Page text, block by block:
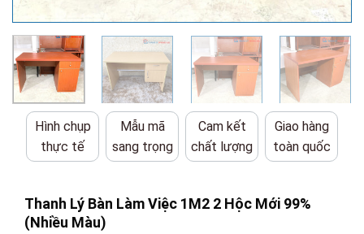
Hình chụp
thực tế
Mẫu mã
sang trọng
Cam kết
chất lượng
Giao hàng
toàn quốc
Thanh Lý Bàn Làm Việc 1M2 2 Hộc Mới 99%
(Nhiều Màu)